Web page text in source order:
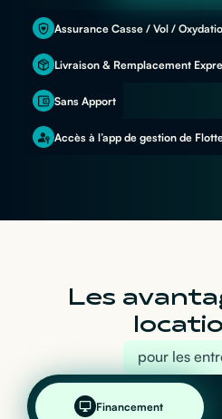
Assurance Casse / Vol /
Livraison & Remplacement
Sans Apport
Accès à l’app de gestion de
Les
pour les
Financement